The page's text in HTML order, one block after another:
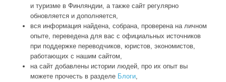
и туризме в Финляндии, а также сайт регулярно
обновляется и дополняется,
вся информация найдена, собрана, проверена на личном
опыте, переведена для вас с официальных источников
при поддержке переводчиков, юристов, экономистов,
работающих с нашим сайтом,
на сайт добавлены истории людей, про их опыт вы
можете прочесть в разделе Блоги,